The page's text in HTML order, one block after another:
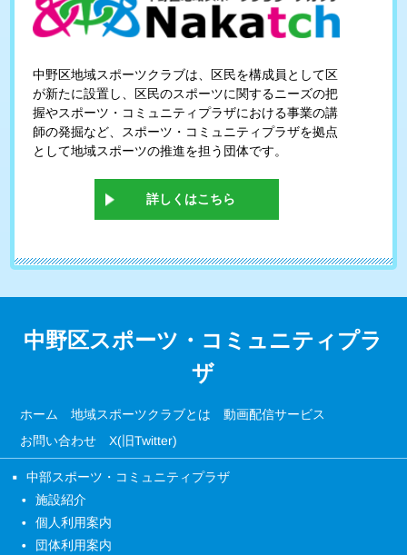
中野区地域スポーツクラブは、区民を構成員として区
が新たに設置し、区民のスポーツに関するニーズの把
握やスポーツ・コミュニティプラザにおける事業の講
師の発掘など、スポーツ・コミュニティプラザを拠点
として地域スポーツの推進を担う団体です。
詳しくはこちら
中野区スポーツ・コミュニティプラ
ザ
ホーム 地域スポーツクラブとは 動画配信サービス
お問い合わせ X(旧Twitter)
中部スポーツ・コミュニティプラザ
施設紹介
個人利用案内
団体利用案内